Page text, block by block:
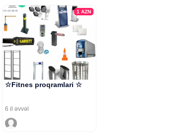
1 AZN
☆Fitnes proqramlari ☆
6 il əvvəl